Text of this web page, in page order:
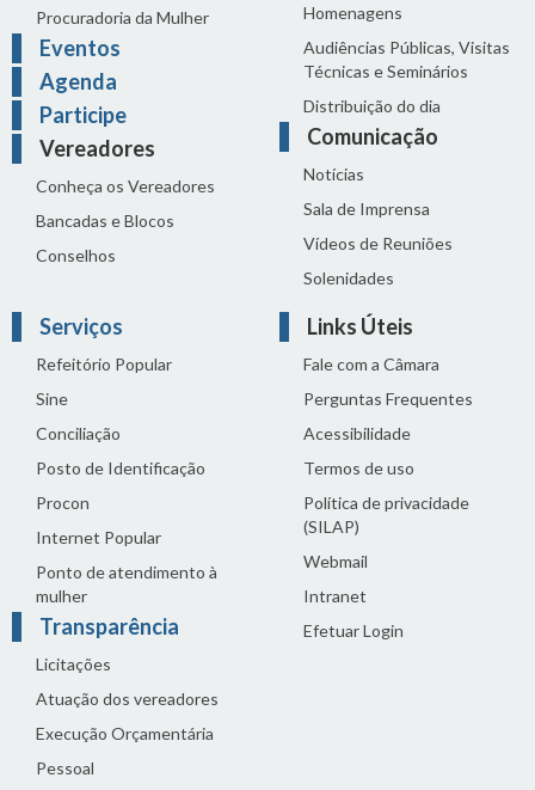
Procuradoria da Mulher
Eventos
Agenda
Participe
Vereadores
Conheça os Vereadores
Bancadas e Blocos
Conselhos
Homenagens
Audiências Públicas, Visitas
Técnicas e Seminários
Distribuição do dia
Comunicação
Notícias
Sala de Imprensa
Vídeos de Reuniões
Solenidades
Serviços
Refeitório Popular
Sine
Conciliação
Posto de Identificação
Procon
Internet Popular
Ponto de atendimento à
mulher
Transparência
Licitações
Atuação dos vereadores
Execução Orçamentária
Pessoal
Links Úteis
Fale com a Câmara
Perguntas Frequentes
Acessibilidade
Termos de uso
Política de privacidade
(SILAP)
Webmail
Intranet
Efetuar Login